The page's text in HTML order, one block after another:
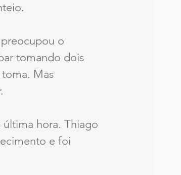
o
tomando dois
Mas
hora. Thiago
e foi